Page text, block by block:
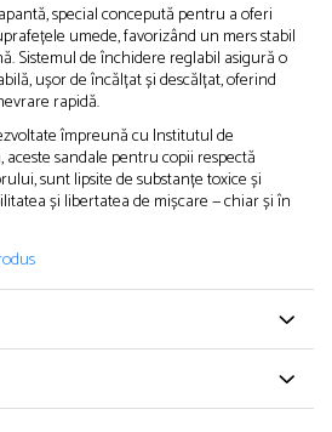
special concepută pentru a oferi
umede, favorizând un mers stabil
Sistemul de închidere reglabil asigură o
ușor de încălțat și descălțat, oferind
rapidă.
împreună cu Institutul de
sandale pentru copii respectă
sunt lipsite de substanțe toxice și
și libertatea de mișcare — chiar și în